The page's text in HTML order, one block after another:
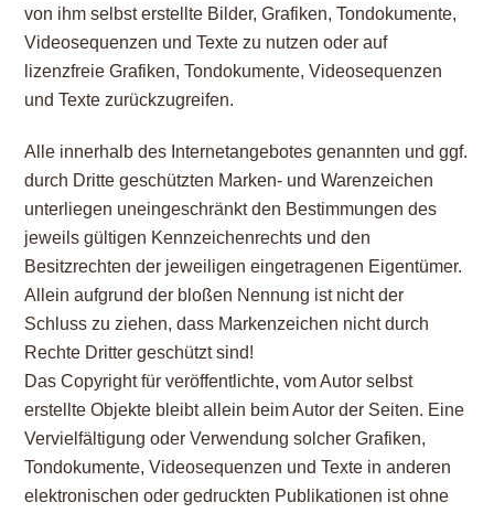
von ihm selbst erstellte Bilder, Grafiken, Tondokumente,
Videosequenzen und Texte zu nutzen oder auf
lizenzfreie Grafiken, Tondokumente, Videosequenzen
und Texte zurückzugreifen.
Alle innerhalb des Internetangebotes genannten und ggf.
durch Dritte geschützten Marken- und Warenzeichen
unterliegen uneingeschränkt den Bestimmungen des
jeweils gültigen Kennzeichenrechts und den
Besitzrechten der jeweiligen eingetragenen Eigentümer.
Allein aufgrund der bloßen Nennung ist nicht der
Schluss zu ziehen, dass Markenzeichen nicht durch
Rechte Dritter geschützt sind!
Das Copyright für veröffentlichte, vom Autor selbst
erstellte Objekte bleibt allein beim Autor der Seiten. Eine
Vervielfältigung oder Verwendung solcher Grafiken,
Tondokumente, Videosequenzen und Texte in anderen
elektronischen oder gedruckten Publikationen ist ohne